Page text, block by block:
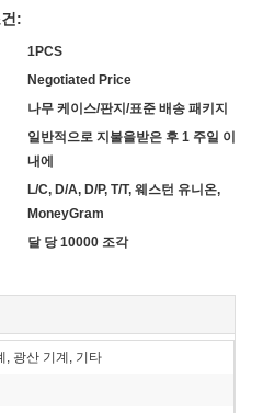
:
1PCS
Negotiated Price
나무 케이스/판지/표준 배송 패키지
일반적으로 지불을받은 후 1 주일 이
내에
L/C, D/A, D/P, T/T, 웨스턴 유니온,
MoneyGram
달 당 10000 조각
, 광산 기계, 기타